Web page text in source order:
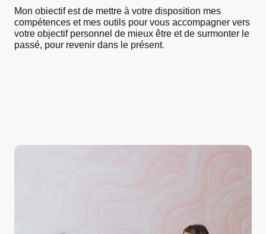
Mon obiectif est de mettre à votre disposition mes
compétences et mes outils pour vous accompagner vers
votre objectif personnel de mieux être et de surmonter le
passé, pour revenir dans le présent.